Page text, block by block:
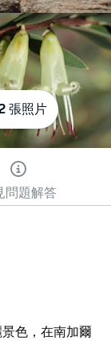
張照片
問題解答
色，在南加爾